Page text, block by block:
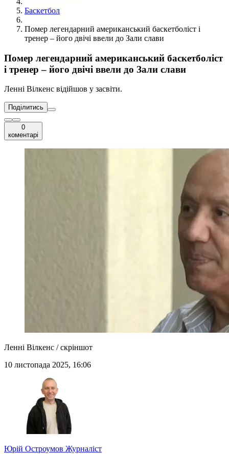
Баскетбол
Помер легендарний американський баскетболіст і
тренер – його двічі ввели до Зали слави
Помер легендарний американський баскетболіст
і тренер – його двічі ввели до Зали слави
Ленні Вілкенс відійшов у засвіти.
Поділитись
0
коментарі
Ленні Вілкенс / скріншот
10 листопада 2025, 16:06
Юрій Остроумов Журналіст